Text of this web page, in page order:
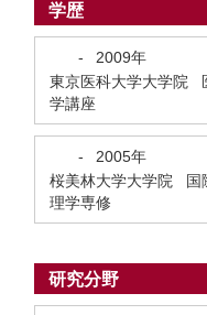
学歴
-
2009年
東京医科大学大学院
学講座
-
2005年
桜美林大学大学院 国
理学専修
研究分野